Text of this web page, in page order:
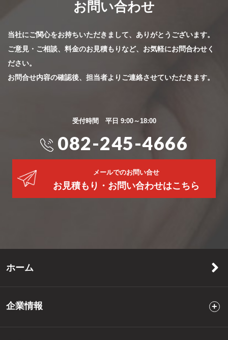
お問い合わせ
当社にご関心をお持ちいただきまして、ありがとうございます。
ご意見・ご相談、料金のお見積もりなど、お気軽にお問合わせく
ださい。
お問合せ内容の確認後、担当者よりご連絡させていただきます。
受付時間 平日 9:00～18:00
082-245-4666
メールでのお問い合せ
お見積もり・お問い合わせはこちら
ホーム
企業情報